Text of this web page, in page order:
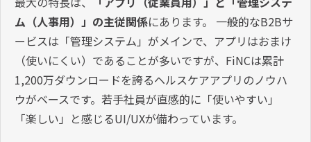
ム（人事用）」の主従関係にあります。 一般的なB2Bサ
ービスは「管理システム」がメインで、アプリはおまけ
（使いにくい）であることが多いですが、FiNCは累計
1,200万ダウンロードを誇るヘルスケアアプリのノウハ
ウがベースです。若手社員が直感的に「使いやすい」
「楽しい」と感じるUI/UXが備わっています。